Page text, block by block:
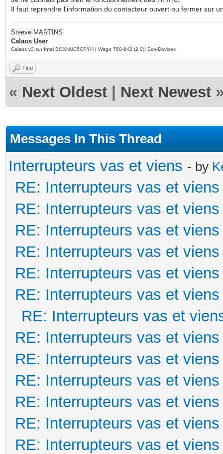
Il faut reprendre l'information du contacteur ouvert ou fermer sur
Steeve MARTINS
Calaos User
Calaos v3 sur Intel BOXNUC5CPYH | Wago 750-842 (2.0)| Eco-Devices
Find
« Next Oldest Next Newest
Messages In This Thread
Interrupteurs vas et viens - by
RE: Interrupteurs vas et viens
RE: Interrupteurs vas et viens
RE: Interrupteurs vas et viens
RE: Interrupteurs vas et viens
RE: Interrupteurs vas et viens
RE: Interrupteurs vas et viens
RE: Interrupteurs vas et
RE: Interrupteurs vas et viens
RE: Interrupteurs vas et viens
RE: Interrupteurs vas et viens
RE: Interrupteurs vas et viens
RE: Interrupteurs vas et viens
RE: Interrupteurs vas et viens